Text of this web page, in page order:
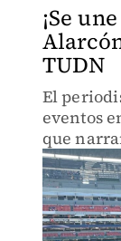
¡Se
TUDN
El
eventos
que